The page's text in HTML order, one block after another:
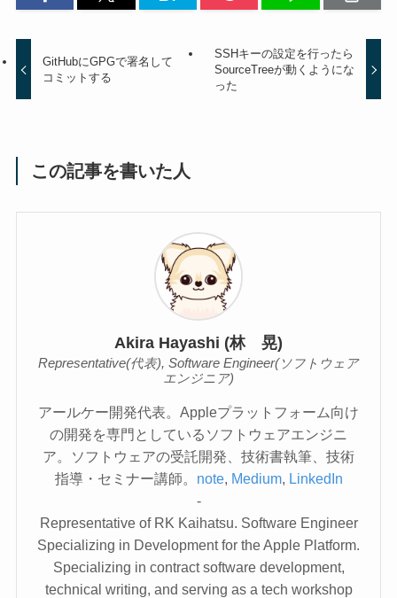
GitHubにGPGで署名して
コミットする
SSHキーの設定を行ったら
SourceTreeが動くようにな
った
この記事を書いた人
Akira Hayashi (林 晃)
Representative(代表), Software Engineer(ソフトウェア
エンジニア)
アールケー開発代表。Appleプラットフォーム向け
の開発を専門としているソフトウェアエンジニ
ア。ソフトウェアの受託開発、技術書執筆、技術
指導・セミナー講師。 note, Medium, LinkedIn
-
Representative of RK Kaihatsu. Software Engineer
Specializing in Development for the Apple Platform.
Specializing in contract software development,
technical writing, and serving as a tech workshop